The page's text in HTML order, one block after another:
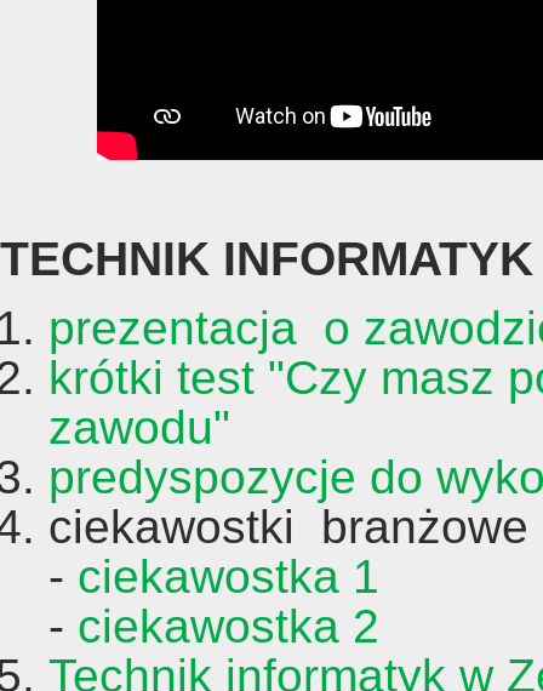
TECHNIK INFORMATYK
prezentacja o
krótki test "Czy masz
zawodu"
predyspozycje do
ciekawostki branżowe
- ciekawostka 1
- ciekawostka 2
Technik informatyk w